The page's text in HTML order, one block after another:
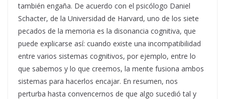
también engaña. De acuerdo con el psicólogo Daniel
Schacter, de la Universidad de Harvard, uno de los siete
pecados de la memoria es la disonancia cognitiva, que
puede explicarse así: cuando existe una incompatibilidad
entre varios sistemas cognitivos, por ejemplo, entre lo
que sabemos y lo que creemos, la mente fusiona ambos
sistemas para hacerlos encajar. En resumen, nos
perturba hasta convencernos de que algo sucedió tal y